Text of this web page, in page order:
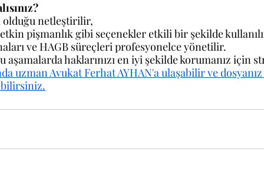
olduğu netleştirilir,
pişmanlık gibi seçenekler etkili bir şekilde
ve HAGB süreçleri profesyonelce yönetilir.
aşamalarda haklarınızı en iyi şekilde korumanız için
uzman Avukat Ferhat AYHAN'a ulaşabilir ve dosyanız